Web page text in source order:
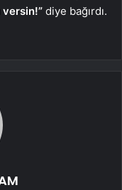
versin!” diye bağırdı.